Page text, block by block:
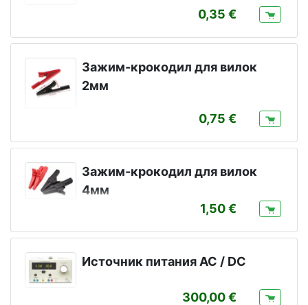
0,35
Зажим-крокодил для вилок
2мм
0,75
Зажим-крокодил для вилок
4мм
1,50
Источник питания AC / DC
300,00